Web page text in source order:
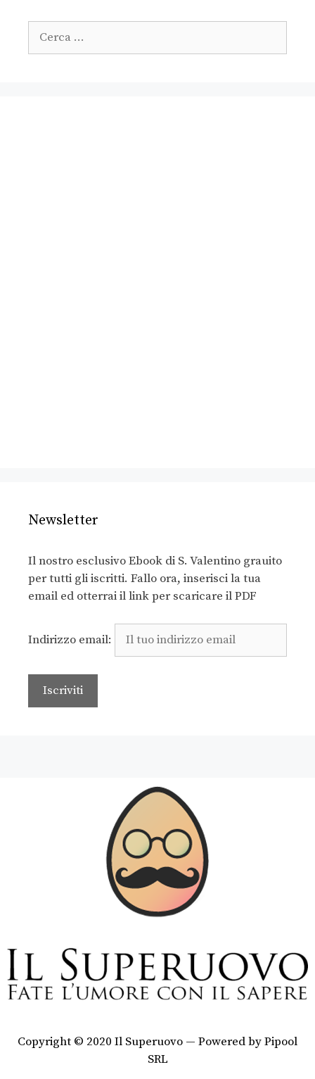
Newsletter
Il nostro esclusivo Ebook di S. Valentino grauito
per tutti gli iscritti. Fallo ora, inserisci la tua
email ed otterrai il link per scaricare il PDF
Indirizzo email:
Copyright © 2020 Il Superuovo — Powered by Pipool
SRL